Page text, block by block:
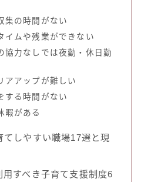
集の時間がない
イムや残業ができない
協力なしでは夜勤・休日勤
アアップが難しい
する時間がない
暇がある
てしやすい職場17選と現
用すべき子育て支援制度6